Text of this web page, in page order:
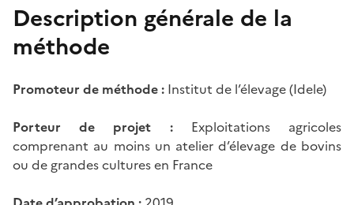
Description générale de la
méthode
Promoteur de méthode : Institut de l’élevage (Idele)
Porteur de projet :Exploitations agricoles
comprenant au moins un atelier d’élevage de bovins
ou de grandes cultures en France